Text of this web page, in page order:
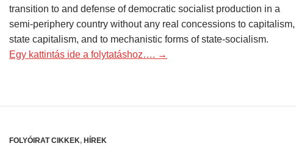
transition to and defense of democratic socialist production in a
semi-periphery country without any real concessions to capitalism,
state capitalism, and to mechanistic forms of state-socialism.
Egy kattintás ide a folytatáshoz…. →
FOLYÓIRAT CIKKEK, HÍREK